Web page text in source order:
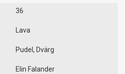
36
Lava
Pudel, Dvärg
Elin Falander